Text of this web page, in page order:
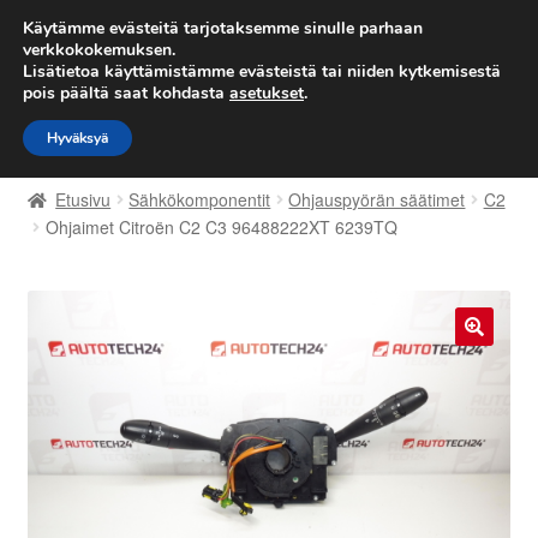
TOIMITUS alkaen 7 EUR
Siirry
navigointiin
Siirry
sisältöön
Etusivu
Kärry
Kuljetus
Maksut
Etusivu Sähkökomponentit Ohjauspyörän säätimet
C2
Ohjaimet Citroën C2 C3 96488222XT 6239TQ
🔍
Käytämme evästeitä tarjotaksemme sinulle parhaan
verkkokokemuksen.
Lisätietoa käyttämistämme evästeistä tai niiden kytkemisestä
pois päältä saat kohdasta asetukset.
Hyväksyä